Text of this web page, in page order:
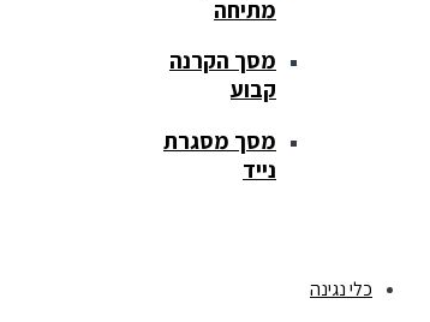
מתיחה
מסך הקרנה
קבוע
מסך מסגרת
נייד
כלי נגינה